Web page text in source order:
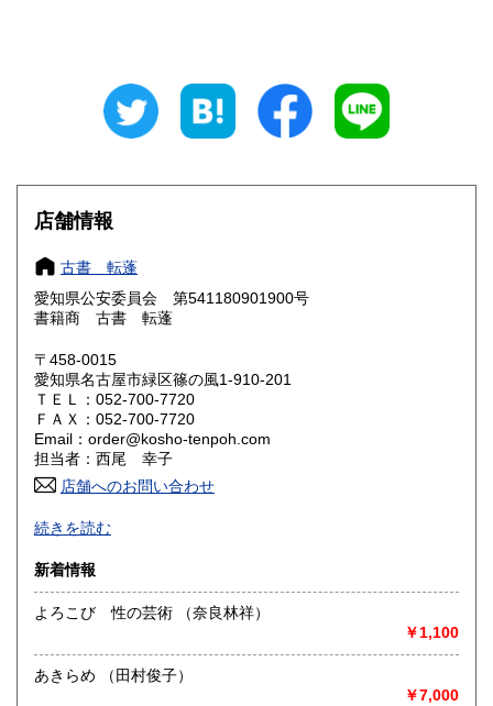
静岡県
640円 三重県
滋賀県 700円 京都府 700円
大阪府
奈良県
鳥取県
岡山県 810円 広島県
山口県 810円
香川県
佐賀県
熊本県 970円
宮崎県 970円 鹿児島県 970円
店舗情報
古書 転蓬
愛知県公安委員会 第541180901900号
書籍商 古書 転蓬
〒458-0015
愛知県名古屋市緑区篠の風1-910-201
ＴＥＬ：052-700-7720
ＦＡＸ：052-700-7720
Email：order@kosho-tenpoh.com
担当者：西尾 幸子
店舗へのお問い合わせ
近代文学、海外文学、探偵・幻想・SF、美術、絵本・児童
書、オカルティズムなど。
HPもぜひご覧下さいませ。
沿線名：-
営業時間：-
定休日：不定休
続きを読む
新着情報
よろこび 性の芸術 （奈良林祥）
￥1,100
あきらめ （田村俊子）
￥7,000